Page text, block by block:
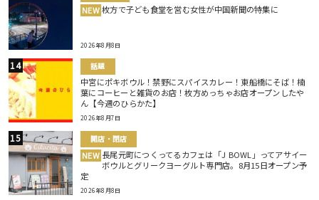
NEW 枚方で子ども食堂を営む女性が中国新聞の特集に
2026年8月8日
話題
中宮にポキボウル！禁野にスパイスカレー！東船橋にそば！楠
葉にコーヒーと雑貨のお店！枚方めっちゃお店オープンしたや
ん【今週のひらかた】
2026年8月7日
開店・閉店
NEW 長尾元町につくってるカフェは「J BOWL」ってアサイー
ボウルとグリークヨーグルト専門店。8月15日オープン予
定
2026年8月8日